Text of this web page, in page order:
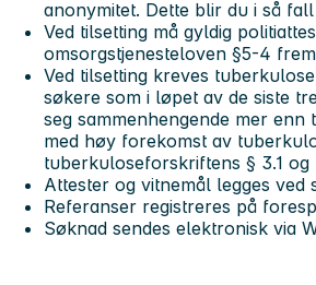
anonymitet. Dette blir du i så
Ved tilsetting må gyldig
omsorgstjenesteloven §5-4
Ved tilsetting kreves
søkere som i løpet av de siste
seg sammenhengende mer enn
med høy forekomst av
tuberkuloseforskriftens § 3.1 og
Attester og vitnemål legges ved
Referanser registreres på
Søknad sendes elektronisk via